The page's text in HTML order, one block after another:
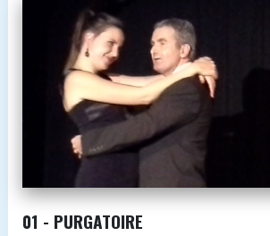
01 - PURGATOIRE